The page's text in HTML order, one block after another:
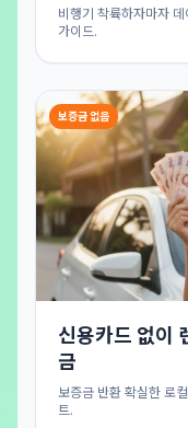
비행기 착륙하자마자
가이드.
보증금 없음
신용카드 없이
금
보증금 반환 확실한 로
트.